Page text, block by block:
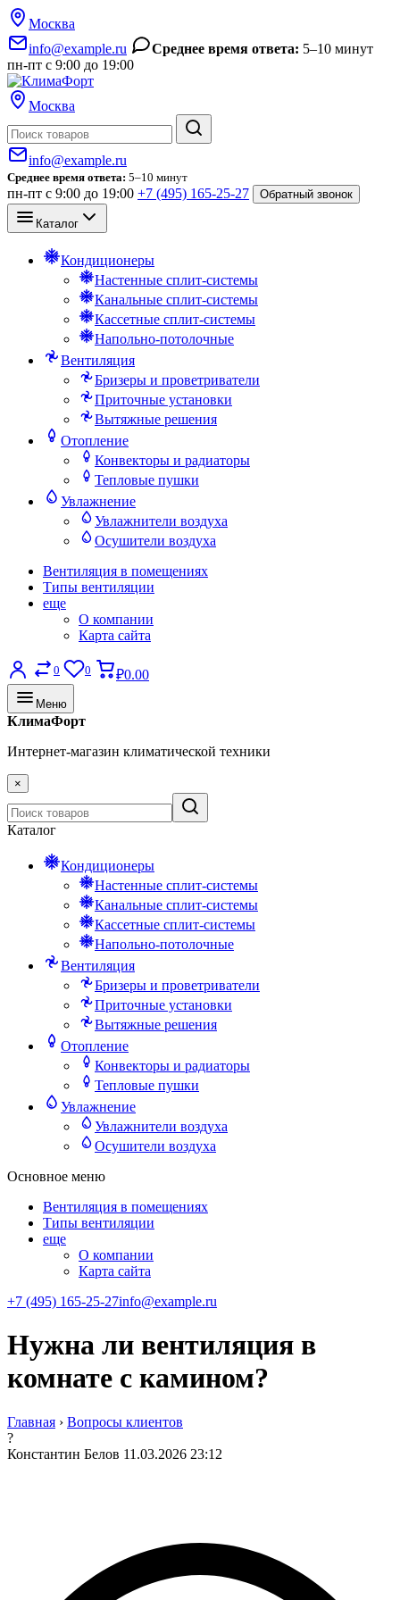
Москва
info@example.ru
Среднее время ответа: 5–10 минут
пн-пт с 9:00 до 19:00
Москва
info@example.ru
Среднее время ответа: 5–10 минут
пн-пт с 9:00 до 19:00 +7 (495) 165-25-27 Обратный звонок
Каталог
Кондиционеры
Настенные сплит-системы
Канальные сплит-системы
Кассетные сплит-системы
Напольно-потолочные
Вентиляция
Бризеры и проветриватели
Приточные установки
Вытяжные решения
Отопление
Конвекторы и радиаторы
Тепловые пушки
Увлажнение
Увлажнители воздуха
Осушители воздуха
Вентиляция в помещениях
Типы вентиляции
еще
О компании
Карта сайта
0 0 ₽0.00
Меню
КлимаФорт
Интернет-магазин климатической техники
×
Каталог
Кондиционеры
Настенные сплит-системы
Канальные сплит-системы
Кассетные сплит-системы
Напольно-потолочные
Вентиляция
Бризеры и проветриватели
Приточные установки
Вытяжные решения
Отопление
Конвекторы и радиаторы
Тепловые пушки
Увлажнение
Увлажнители воздуха
Осушители воздуха
Основное меню
Вентиляция в помещениях
Типы вентиляции
еще
О компании
Карта сайта
+7 (495) 165-25-27info@example.ru
Нужна ли вентиляция в
комнате с камином?
Главная › Вопросы клиентов
?
Константин Белов 11.03.2026 23:12